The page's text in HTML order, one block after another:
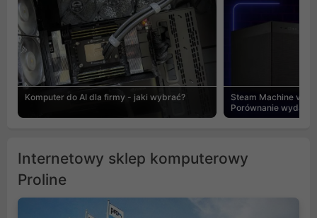
Komputer do AI dla firmy - jaki wybrać?
Steam Machine vs
Porównanie
Internetowy sklep komputerowy
Proline